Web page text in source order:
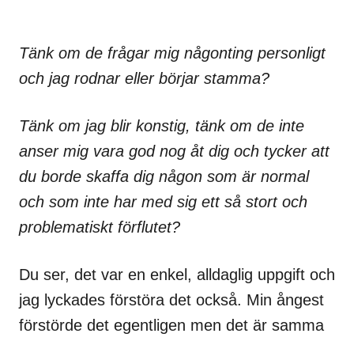
Tänk om de frågar mig någonting personligt
och jag rodnar eller börjar stamma?
Tänk om jag blir konstig, tänk om de inte
anser mig vara god nog åt dig och tycker att
du borde skaffa dig någon som är normal
och som inte har med sig ett så stort och
problematiskt förflutet?
Du ser, det var en enkel, alldaglig uppgift och
jag lyckades förstöra det också. Min ångest
förstörde det egentligen men det är samma